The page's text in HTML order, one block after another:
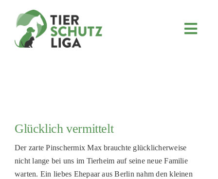
FÖRDERN & VERERBEN
KOOPERATIONEN
4KIDS
Glücklich vermittelt
Der zarte Pinschermix Max brauchte glücklicherweise
nicht lange bei uns im Tierheim auf seine neue Familie
warten. Ein liebes Ehepaar aus Berlin nahm den kleinen